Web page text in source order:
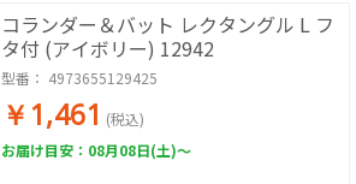
コランダー＆バット レクタングル L フ
タ付 (アイボリー) 12942
型番： 4973655129425
￥1,461 (税込)
お届け目安：08月08日(土)～